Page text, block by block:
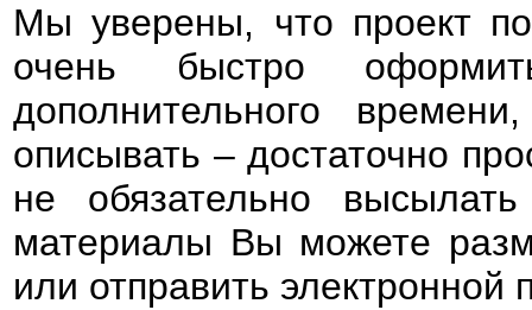
Мы уверены, что проект
очень быстро
дополнительного
описывать – достаточно
не обязательно
материалы Вы можете
или отправить электронной